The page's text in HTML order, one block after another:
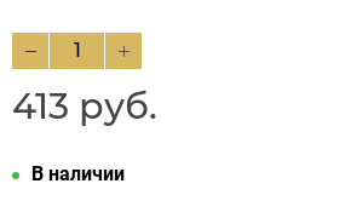
413 руб.
В наличии